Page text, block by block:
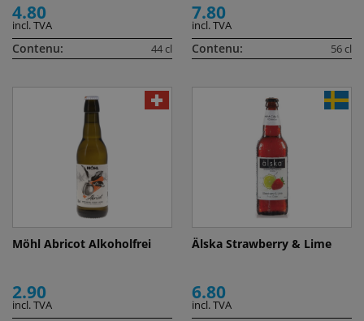
4.80
incl. TVA
Contenu: 44 cl
7.80
incl. TVA
Contenu: 56 cl
Möhl Abricot Alkoholfrei
2.90
incl. TVA
Älska Strawberry & Lime
6.80
incl. TVA